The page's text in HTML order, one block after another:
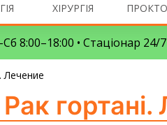
ХІРУРГІЯ
8:00–18:00 • Стаціонар
Лечение
Рак гортані.